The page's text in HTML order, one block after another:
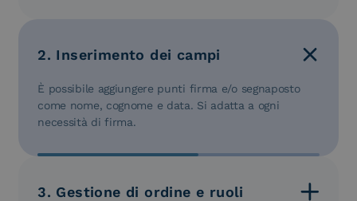
2. Inserimento dei campi
È possibile aggiungere punti firma e/o segnaposto
come nome, cognome e data. Si adatta a ogni
necessità di firma.
3. Gestione di ordine e ruoli